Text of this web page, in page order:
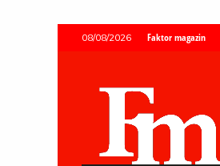
08/08/2026 Faktor magazin